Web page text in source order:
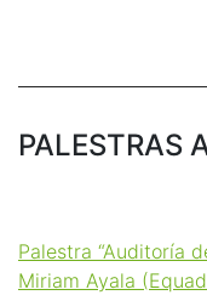
PALESTRAS
Palestra “Auditoría
Miriam Ayala